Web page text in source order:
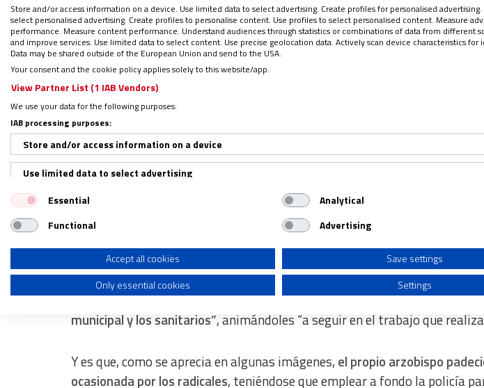
PODCAST: Hummes… y “no te olvides de los pobres”
¿Quieres recibir gratis por WhatsApp las mejores noticias de Vida
Regístrate en el boletín gratuito y recibe un avance de los
Tras este desagradable ataque, el Arzobispado de Pamplona publicó un
arzobispo, Francisco Pérez, denunció “los incidentes que se han
del cabildo a la catedral. Es lamentable que los miembros de las
esta ciudad de Pamplona, o de las instituciones eclesiásticas
sean
los protegen tengan que sufrir semejante expresión de odio y violencia
Entrega y generosidad
Finalmente,Pérez agradeció la “entrega y generosidad” de “las
municipal y los sanitarios”, animándoles “a seguir en el trabajo que
Y es que, como se aprecia en algunas imágenes, el propio arzobispo
ocasionada por los radicales, teniéndose que emplear a fondo la policía
Store and/or access information on a device. Use limited data to select advertising. Create profiles for personalised
select personalised advertising. Create profiles to personalise content. Use profiles to select personalised content. Measure
performance. Measure content performance. Understand audiences through statistics or combinations of data from different
and improve services. Use limited data to select content. Use precise geolocation data. Actively scan device characteristics for
Data may be shared outside of the European Union and send to the USA.
Your consent and the cookie policy applies solely to this website/app.
View Partner List (1 IAB Vendors)
We use your data for the following purposes:
IAB processing purposes:
Store and/or access information on a device
Use limited data to select advertising
Create profiles for personalised advertising
Use profiles to select personalised advertising
Create profiles to personalise content
Use profiles to select personalised content
Measure advertising performance
Understand audiences through statistics or combinations of data from different sources
Essential
Analytical
Functional
Advertising
Accept all cookies
Save settings
Only essential cookies
Settings